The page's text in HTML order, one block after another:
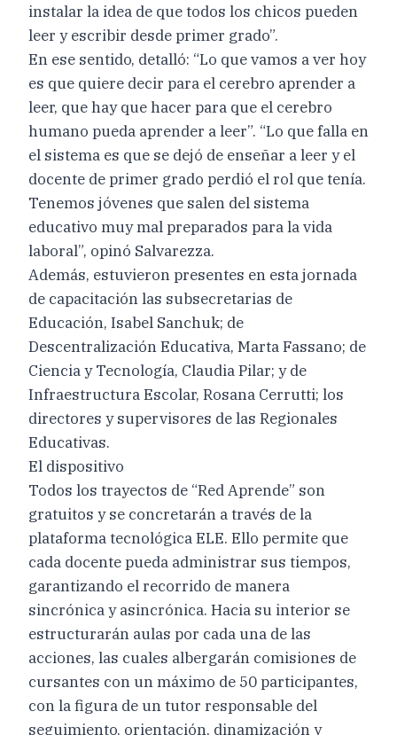
instalar la idea de que todos los chicos pueden
leer y escribir desde primer grado”.
En ese sentido, detalló: “Lo que vamos a ver hoy
es que quiere decir para el cerebro aprender a
leer, que hay que hacer para que el cerebro
humano pueda aprender a leer”. “Lo que falla en
el sistema es que se dejó de enseñar a leer y el
docente de primer grado perdió el rol que tenía.
Tenemos jóvenes que salen del sistema
educativo muy mal preparados para la vida
laboral”, opinó Salvarezza.
Además, estuvieron presentes en esta jornada
de capacitación las subsecretarias de
Educación, Isabel Sanchuk; de
Descentralización Educativa, Marta Fassano; de
Ciencia y Tecnología, Claudia Pilar; y de
Infraestructura Escolar, Rosana Cerrutti; los
directores y supervisores de las Regionales
Educativas.
El dispositivo
Todos los trayectos de “Red Aprende” son
gratuitos y se concretarán a través de la
plataforma tecnológica ELE. Ello permite que
cada docente pueda administrar sus tiempos,
garantizando el recorrido de manera
sincrónica y asincrónica. Hacia su interior se
estructurarán aulas por cada una de las
acciones, las cuales albergarán comisiones de
cursantes con un máximo de 50 participantes,
con la figura de un tutor responsable del
seguimiento, orientación, dinamización y